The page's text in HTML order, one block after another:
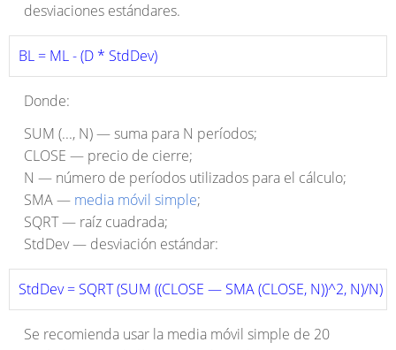
desviaciones estándares.
BL = ML - (D * StdDev)
Donde:
SUM (..., N) — suma para N períodos;
CLOSE — precio de cierre;
N — número de períodos utilizados para el cálculo;
SMA — media móvil simple;
SQRT — raíz cuadrada;
StdDev — desviación estándar:
StdDev = SQRT (SUM ((CLOSE — SMA (CLOSE, N))^2, N)/N)
Se recomienda usar la media móvil simple de 20